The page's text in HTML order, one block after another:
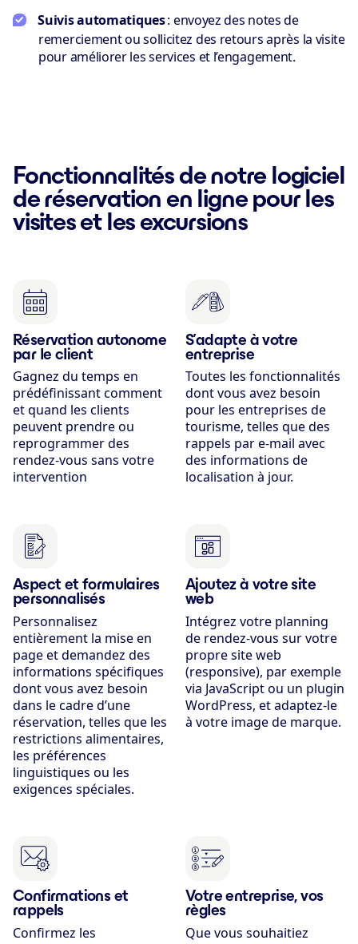
Suivis automatiques: envoyez des notes de
remerciement ou sollicitez des retours après la visite
pour améliorer les services et l’engagement.
Fonctionnalités de notre logiciel
de réservation en ligne pour les
visites et les excursions
Réservation autonome
par le client
Gagnez du temps en
prédéfinissant comment
et quand les clients
peuvent prendre ou
reprogrammer des
rendez-vous sans votre
intervention
S’adapte à votre
entreprise
Toutes les fonctionnalités
dont vous avez besoin
pour les entreprises de
tourisme, telles que des
rappels par e-mail avec
des informations de
localisation à jour.
Aspect et formulaires
personnalisés
Personnalisez
entièrement la mise en
page et demandez des
informations spécifiques
dont vous avez besoin
dans le cadre d’une
réservation, telles que les
restrictions alimentaires,
les préférences
linguistiques ou les
exigences spéciales.
Ajoutez à votre site
web
Intégrez votre planning
de rendez-vous sur votre
propre site web
(responsive), par exemple
via JavaScript ou un plugin
WordPress, et adaptez-le
à votre image de marque.
Confirmations et
rappels
Confirmez les
Votre entreprise, vos
règles
Que vous souhaitiez